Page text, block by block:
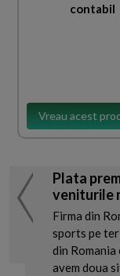
contabil
Vreau acest
Plata
veniturile
Firma din
sports pe
din
avem doua